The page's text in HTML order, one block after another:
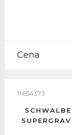
Cena
11654373